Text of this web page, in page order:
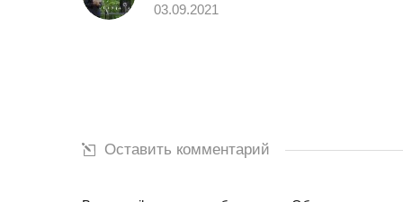
03.09.2021
Оставить комментарий